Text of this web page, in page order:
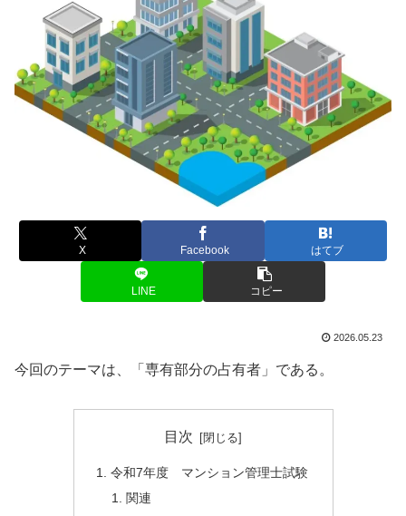
X Facebook はてブ
LINE コピー
2026.05.23
今回のテーマは、「専有部分の占有者」である。
目次
令和7年度 マンション管理士試験
関連